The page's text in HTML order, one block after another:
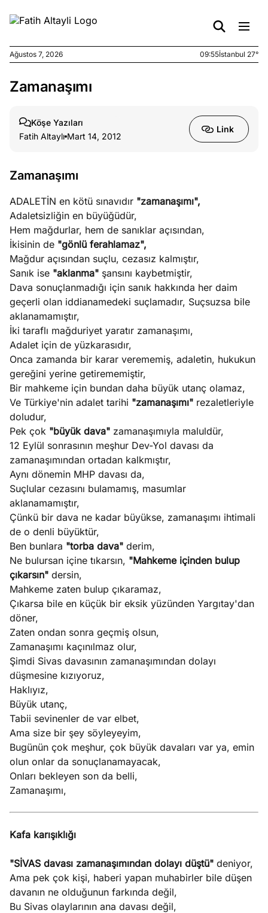
Ağustos
yasalar
Ağustos
stok
caiz
Ağustos
4, 2026
umutlu
ister
Köşe
Yazıları
Spor
Ağustos 7, 2026 09:55İstanbul 27°
Zamanaşımı
Köşe Yazıları
Fatih Altaylı Mart 14, 2012
Link
Zamanaşımı
ADALETİN en kötü sınavıdır "zamanaşımı",
Adaletsizliğin en büyüğüdür,
Hem mağdurlar, hem de sanıklar açısından,
İkisinin de "gönlü ferahlamaz",
Mağdur açısından suçlu, cezasız kalmıştır,
Sanık ise "aklanma" şansını kaybetmiştir,
Dava sonuçlanmadığı için sanık hakkında her daim
geçerli olan iddianamedeki suçlamadır, Suçsuzsa bile
aklanamamıştır,
İki taraflı mağduriyet yaratır zamanaşımı,
Adalet için de yüzkarasıdır,
Onca zamanda bir karar verememiş, adaletin, hukukun
gereğini yerine getirememiştir,
Bir mahkeme için bundan daha büyük utanç olamaz,
Ve Türkiye'nin adalet tarihi "zamanaşımı" rezaletleriyle
doludur,
Pek çok "büyük dava" zamanaşımıyla maluldür,
12 Eylül sonrasının meşhur Dev-Yol davası da
zamanaşımından ortadan kalkmıştır,
Aynı dönemin MHP davası da,
Suçlular cezasını bulamamış, masumlar
aklanamamıştır,
Çünkü bir dava ne kadar büyükse, zamanaşımı ihtimali
de o denli büyüktür,
Ben bunlara "torba dava" derim,
Ne bulursan içine tıkarsın, "Mahkeme içinden bulup
çıkarsın" dersin,
Mahkeme zaten bulup çıkaramaz,
Çıkarsa bile en küçük bir eksik yüzünden Yargıtay'dan
döner,
Zaten ondan sonra geçmiş olsun,
Zamanaşımı kaçınılmaz olur,
Şimdi Sivas davasının zamanaşımından dolayı
düşmesine kızıyoruz,
Haklıyız,
Büyük utanç,
Tabii sevinenler de var elbet,
Ama size bir şey söyleyeyim,
Bugünün çok meşhur, çok büyük davaları var ya, emin
olun onlar da sonuçlanamayacak,
Onları bekleyen son da belli,
Zamanaşımı,
Kafa karışıklığı
"SİVAS davası zamanaşımından dolayı düştü" deniyor,
Ama pek çok kişi, haberi yapan muhabirler bile düşen
davanın ne olduğunun farkında değil,
Bu Sivas olaylarının ana davası değil,